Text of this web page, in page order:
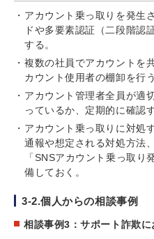
アカウント乗っ取りを発生
ドや多要素認証（二段階認
する。
複数の社員でアカウントを
カウント使用者の棚卸を行う
アカウント管理者全員が適
っているか、定期的に確認す
アカウント乗っ取りに対処
通報や想定される対処方法
「SNSアカウント乗っ取
備しておく。
3-2.個人からの相談事例
相談事例3：サポート詐欺